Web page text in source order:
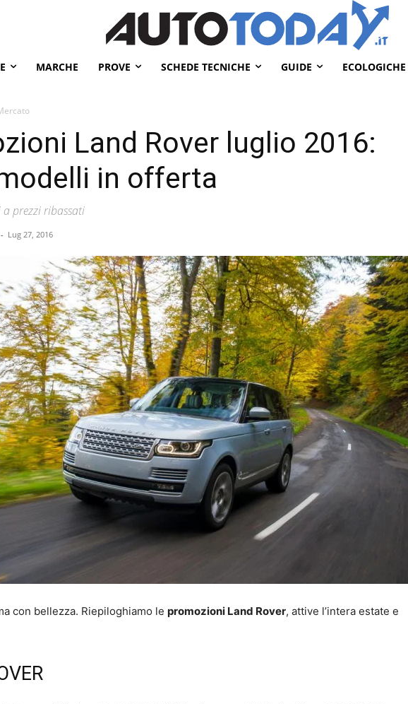
MARCHE PROVE SCHEDE TECNICHE GUIDE ECOLOGICHE
Land Rover luglio 2016:
in offerta
prezzi ribassati
- Lug 27, 2016
con bellezza. Riepiloghiamo le promozioni Land Rover, attive l’intera estate e